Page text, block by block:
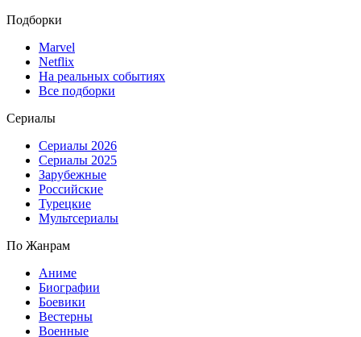
Подборки
Marvel
Netflix
На реальных событиях
Все подборки
Сериалы
Сериалы 2026
Сериалы 2025
Зарубежные
Российские
Турецкие
Мультсериалы
По Жанрам
Аниме
Биографии
Боевики
Вестерны
Военные